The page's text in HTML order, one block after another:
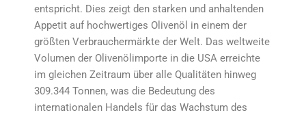
entspricht. Dies zeigt den starken und anhaltenden
Appetit auf hochwertiges Olivenöl in einem der
größten Verbrauchermärkte der Welt. Das weltweite
Volumen der Olivenölimporte in die USA erreichte
im gleichen Zeitraum über alle Qualitäten hinweg
309.344 Tonnen, was die Bedeutung des
internationalen Handels für das Wachstum des